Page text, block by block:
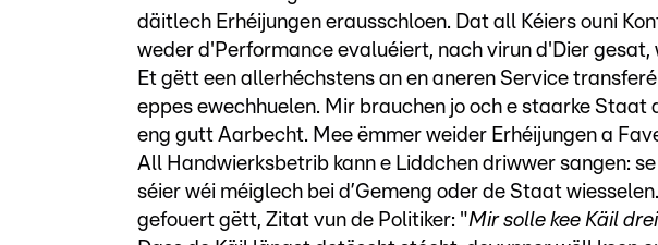
däitlech Erhéijungen erausschloen. Dat all Kéiers ouni
weder d'Performance evaluéiert, nach virun d'Dier
Et gëtt een allerhéchstens an en aneren Service
eppes ewechhuelen. Mir brauchen jo och e staarke Staat
eng gutt Aarbecht. Mee ëmmer weider Erhéijungen a
All Handwierksbetrib kann e Liddchen driwwer sangen:
séier wéi méiglech bei d’Gemeng oder de Staat
gefouert gëtt, Zitat vun de Politiker: "Mir solle kee Käil